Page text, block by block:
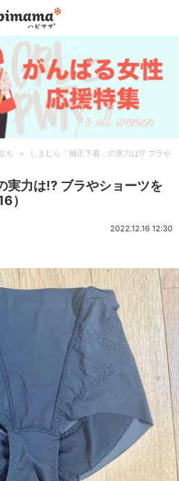
ち >
しまむら「補正下着」の実力は!? ブラや
実力は!? ブラやショーツを
）
2022.12.16 12:30